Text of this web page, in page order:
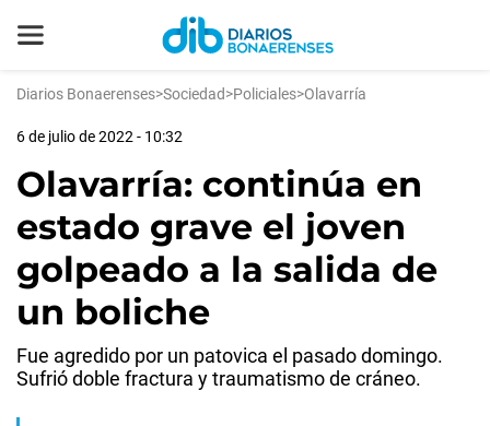
Diarios Bonaerenses>Sociedad>Policiales>Olavarría
6 de julio de 2022 - 10:32
Olavarría: continúa en
estado grave el joven
golpeado a la salida de
un boliche
Fue agredido por un patovica el pasado domingo.
Sufrió doble fractura y traumatismo de cráneo.